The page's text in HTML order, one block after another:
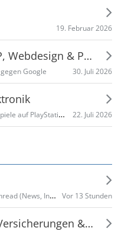
19. Februar 2026
Internet, Onlinedienste, VoIP, Webdesign & Programmieren
Google 30. Juli 2026
Die Produktion physischer Discs für neue Spiele auf PlayStation-Konsolen endet im Januar 2028 22. Juli 2026
Diskussion: Großer allgemeiner Amazon Thread (News, Infos, Schnäppchen, allgemein etc.) Teil 2 Vor 13 Stunden
Mobile Payment, Finanzen, Versicherungen & Co